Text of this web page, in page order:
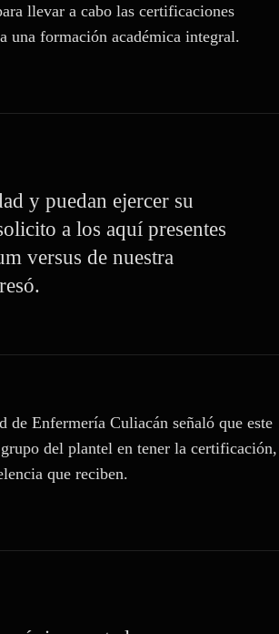
llevar a cabo las certificaciones
una formación académica integral.
y puedan ejercer su
a los aquí presentes
versus de nuestra
de Enfermería Culiacán señaló que este
del plantel en tener la certificación,
que reciben.